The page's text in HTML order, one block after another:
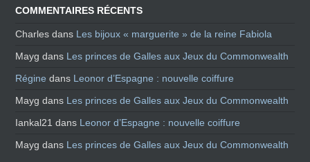
COMMENTAIRES RÉCENTS
Charles dans Les bijoux « marguerite » de la reine Fabiola
Mayg dans Les princes de Galles aux Jeux du Commonwealth
Régine dans Leonor d’Espagne : nouvelle coiffure
Mayg dans Les princes de Galles aux Jeux du Commonwealth
Iankal21 dans Leonor d’Espagne : nouvelle coiffure
Mayg dans Les princes de Galles aux Jeux du Commonwealth